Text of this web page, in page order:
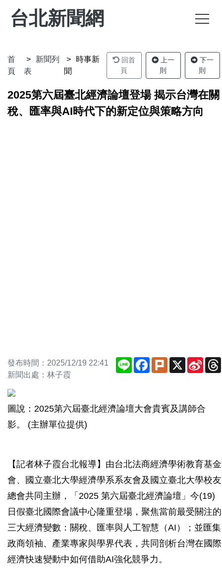
台北新聞網
首
頁
新聞列
表
時事新
聞
回首
頁
上一
則
下一
則
2025第六屆臺北經濟論壇登場 揭示台灣在關
稅、匯率與AI時代下的新定位與策略方向
發布時間：2025/12/19 22:41
新聞出處：林子霞
Line Facebook
Plurk X
Sina
圖說：2025第六屆臺北經濟論壇大會貴賓及講師合
影。 (主辦單位提供)
【記者林子霞台北報導】由台北法商經濟學術教育基金
會、國立臺北大學經濟學系系友會及國立臺北大學校友
總會共同主辦，「2025 第六屆臺北經濟論壇」今(19)
日假臺北國際會議中心隆重登場，聚焦當前最受關注的
三大經濟變數：關稅、匯率與人工智慧（AI）；並匯集
政商領袖、產業專家與學界代表，共同剖析台灣在國際
經濟快速變動中如何借助AI強化競爭力。